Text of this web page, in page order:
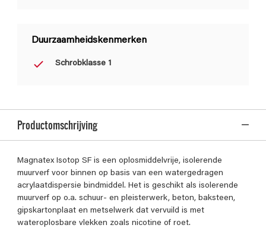
Duurzaamheidskenmerken
Schrobklasse 1
Productomschrijving
Magnatex Isotop SF is een oplosmiddelvrije, isolerende
muurverf voor binnen op basis van een watergedragen
acrylaatdispersie bindmiddel. Het is geschikt als isolerende
muurverf op o.a. schuur- en pleisterwerk, beton, baksteen,
gipskartonplaat en metselwerk dat vervuild is met
wateroplosbare vlekken zoals nicotine of roet.